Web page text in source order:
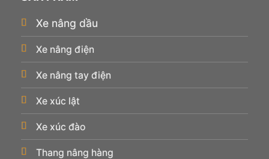
Xe nâng dầu
Xe nâng điện
Xe nâng tay điện
Xe xúc lật
Xe xúc đào
Thang nâng hàng